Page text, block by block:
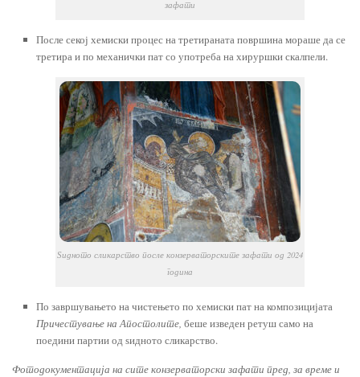
зафати
После секој хемиски процес на третираната површина мораше да се
третира и по механички пат со употреба на хируршки скалпели.
Ѕидното сликарство после конзерваторските зафати од 2024
година
По завршувањето на чистењето по хемиски пат на композицијата
Причестување на Апостолите, беше изведен ретуш само на
поедини партии од ѕидното сликарство.
Фотодокументација на сите конзерваторски зафати пред, за време и